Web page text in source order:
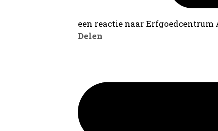
een reactie naar
Delen